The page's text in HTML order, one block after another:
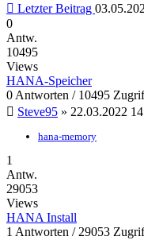
Letzter Beitrag
0
Antw.
10495
Views
HANA-Speicher
0 Antworten / 10495
Steve95 » 22.03.2022
hana-memory
1
Antw.
29053
Views
HANA Install
1 Antworten / 29053